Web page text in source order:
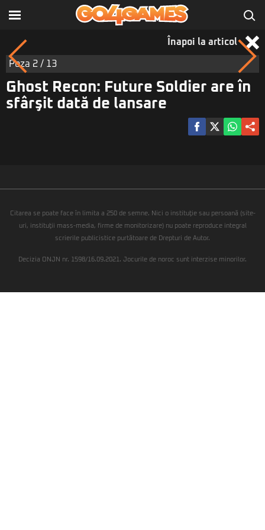
Înapoi la articol
Poza 2 / 13
Ghost Recon: Future Soldier are în
sfârşit dată de lansare
Citarea se poate face în limita a 250 de semne. Nici o instituţie sau persoană (site-
uri, instituţii mass-media, firme de monitorizare) nu poate reproduce integral
scrierile publicistice purtătoare de Drepturi de Autor.
Decizia ONJN nr. 1598/16.09.2021. Jocurile de noroc sunt interzise minorilor.